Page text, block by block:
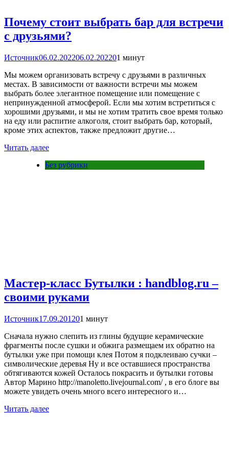
Почему стоит выбрать бар для встречи
с друзьями?
Источник06.02.202206.02.202201 минут
Мы можем организовать встречу с друзьями в различных
местах. В зависимости от важности встречи мы можем
выбрать более элегантное помещение или помещение с
непринужденной атмосферой. Если мы хотим встретиться с
хорошими друзьями, и мы не хотим тратить свое время только
на еду или распитие алкоголя, стоит выбрать бар, который,
кроме этих аспектов, также предложит другие…
Читать далее
Без рубрики
Мастер-класс Бутылки : handblog.ru –
своими руками
Источник17.09.201201 минут
Сначала нужно слепить из глины будущие керамические
фрагменты после сушки и обжига размещаем их обратно на
бутылки уже при помощи клея Потом я подклеиваю сучки –
символические деревья Ну и все оставшиеся пространства
обтягиваются кожей Осталось покрасить и бутылки готовы
Автор Марино http://manoletto.livejournal.com/ , в его блоге вы
можете увидеть очень много всего интересного и…
Читать далее